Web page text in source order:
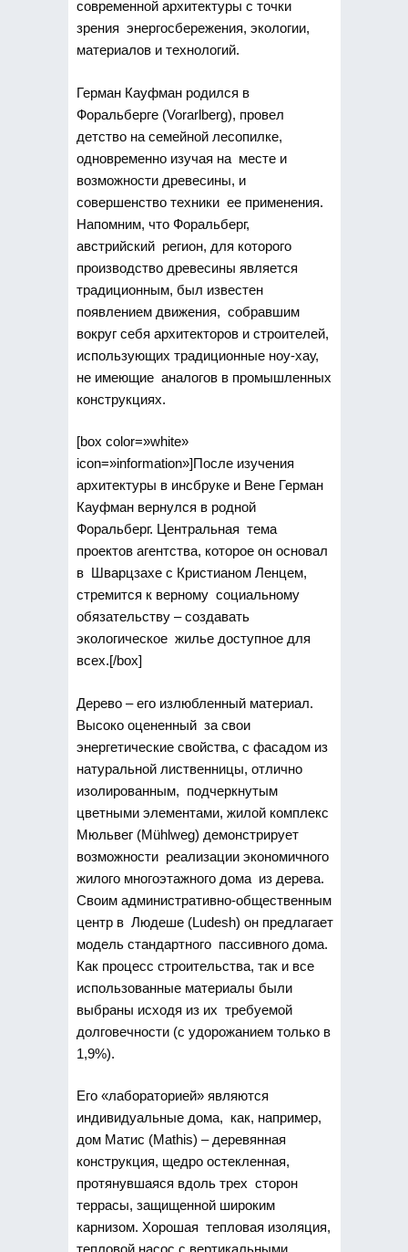
современной архитектуры с точки
зрения энергосбережения, экологии,
материалов и технологий.
Герман Кауфман родился в
Форальберге (Vorarlberg), провел
детство на семейной лесопилке,
одновременно изучая на месте и
возможности древесины, и
совершенство техники ее применения.
Напомним, что Форальберг,
австрийский регион, для которого
производство древесины является
традиционным, был известен
появлением движения, собравшим
вокруг себя архитекторов и строителей,
использующих традиционные ноу-хау,
не имеющие аналогов в промышленных
конструкциях.
[box color=»white»
icon=»information»]После изучения
архитектуры в инсбруке и Вене Герман
Кауфман вернулся в родной
Форальберг. Центральная тема
проектов агентства, которое он основал
в Шварцзахе с Кристианом Ленцем,
стремится к верному социальному
обязательству – создавать
экологическое жилье доступное для
всех.[/box]
Дерево – его излюбленный материал.
Высоко оцененный за свои
энергетические свойства, с фасадом из
натуральной лиственницы, отлично
изолированным, подчеркнутым
цветными элементами, жилой комплекс
Мюльвег (Mühlweg) демонстрирует
возможности реализации экономичного
жилого многоэтажного дома из дерева.
Своим административно-общественным
центр в Людеше (Ludesh) он предлагает
модель стандартного пассивного дома.
Как процесс строительства, так и все
использованные материалы были
выбраны исходя из их требуемой
долговечности (с удорожанием только в
1,9%).
Его «лабораторией» являются
индивидуальные дома, как, например,
дом Матис (Mathis) – деревянная
конструкция, щедро остекленная,
протянувшаяся вдоль трех сторон
террасы, защищенной широким
карнизом. Хорошая тепловая изоляция,
тепловой насос с вертикальными